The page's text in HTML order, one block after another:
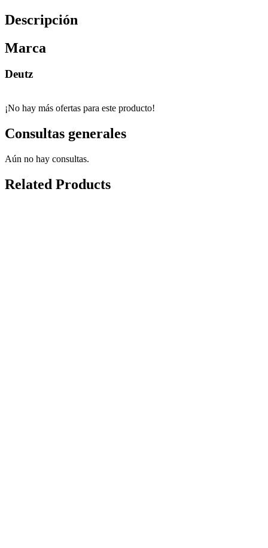
Descripción
Marca
Deutz
¡No hay más ofertas para este producto!
Consultas generales
Aún no hay consultas.
Related Products